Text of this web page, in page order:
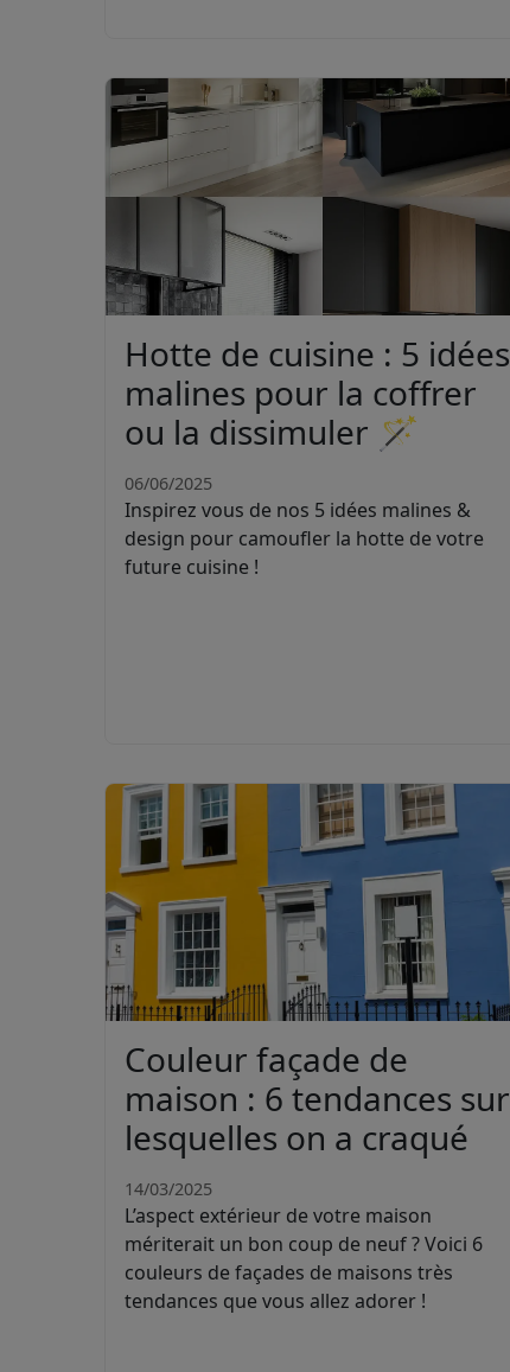
Hotte de cuisine : 5 idées
malines pour la coffrer
ou la dissimuler 🪄
06/06/2025
Inspirez vous de nos 5 idées malines &
design pour camoufler la hotte de votre
future cuisine !
Couleur façade de
maison : 6 tendances sur
lesquelles on a craqué
14/03/2025
L’aspect extérieur de votre maison
mériterait un bon coup de neuf ? Voici 6
couleurs de façades de maisons très
tendances que vous allez adorer !